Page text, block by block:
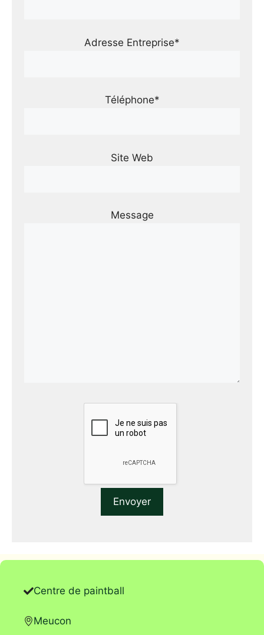
Adresse Entreprise*
Téléphone*
Site Web
Message
Centre de paintball
Meucon